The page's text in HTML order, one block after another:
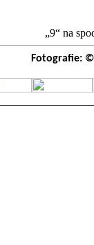
„9“ na
Fotografie: